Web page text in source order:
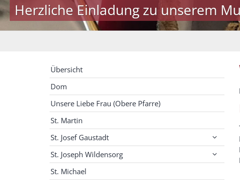
Herzliche Einladung zu unserem
Übersicht
Dom
Unsere Liebe Frau (Obere Pfarre)
St. Martin
St. Josef Gaustadt
St. Joseph Wildensorg
St. Michael